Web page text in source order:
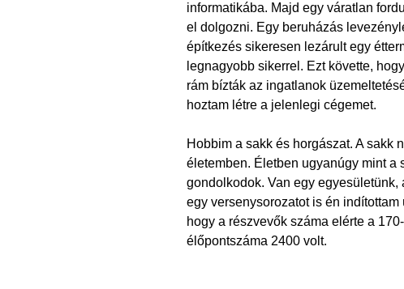
informatikába. Majd egy váratlan
el dolgozni. Egy beruházás
építkezés sikeresen lezárult egy
legnagyobb sikerrel. Ezt követte,
rám bízták az ingatlanok
hoztam létre a jelenlegi cégemet.
Hobbim a sakk és horgászat. A sakk
életemben. Életben ugyanúgy mint a
gondolkodok. Van egy
egy versenysorozatot is én
hogy a részvevők száma elérte a
élőpontszáma 2400 volt.